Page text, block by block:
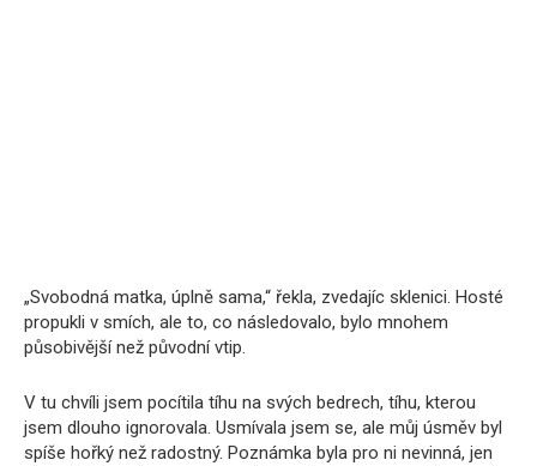
„Svobodná matka, úplně sama,“ řekla, zvedajíc sklenici. Hosté
propukli v smích, ale to, co následovalo, bylo mnohem
působivější než původní vtip.
V tu chvíli jsem pocítila tíhu na svých bedrech, tíhu, kterou
jsem dlouho ignorovala. Usmívala jsem se, ale můj úsměv byl
spíše hořký než radostný. Poznámka byla pro ni nevinná, jen